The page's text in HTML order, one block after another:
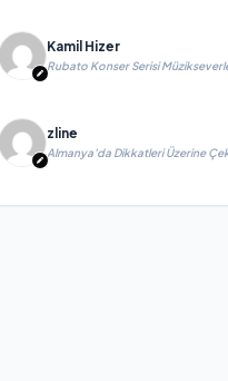
Kamil Hizer
Rubato Konser Serisi
Ediyor
zline
Almanya’da Dikkatleri Üzerine